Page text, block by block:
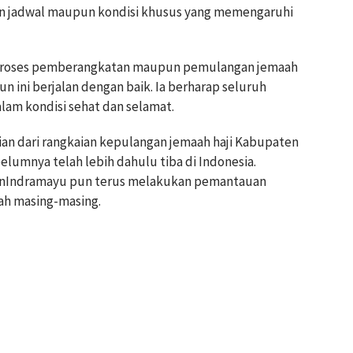
maupun kondisi khusus yang memengaruhi
pemberangkatan maupun pemulangan jemaah
ini berjalan dengan baik. Ia berharap seluruh
kondisi sehat dan selamat.
dari rangkaian kepulangan jemaah haji Kabupaten
telah lebih dahulu tiba di Indonesia.
pun terus melakukan pemantauan
masing-masing.